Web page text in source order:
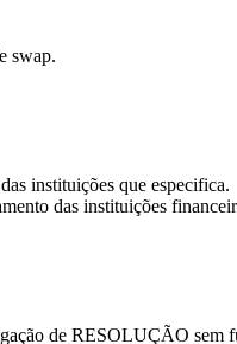
swap.
instituições que especifica.
das instituições
de RESOLUÇÃO sem